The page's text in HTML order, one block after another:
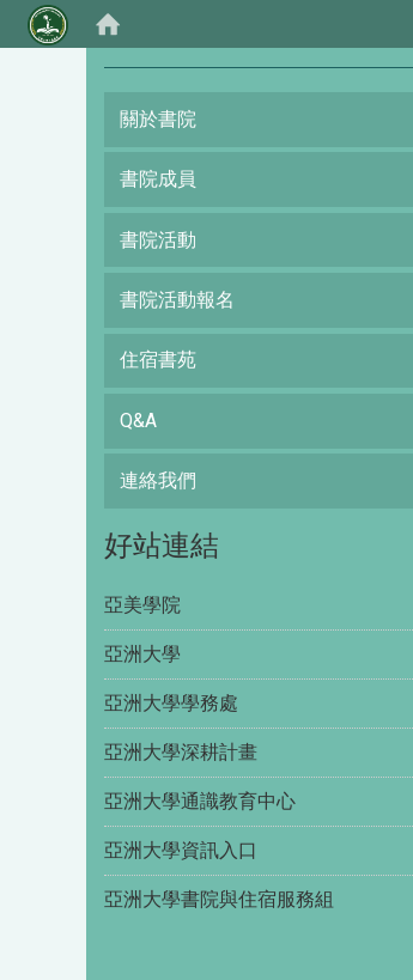
關於書院
書院成員
書院活動
書院活動報名
住宿書苑
Q&A
連絡我們
好站連結
亞美學院
亞洲大學
亞洲大學學務處
亞洲大學深耕計畫
亞洲大學通識教育中心
亞洲大學資訊入口
亞洲大學書院與住宿服務組